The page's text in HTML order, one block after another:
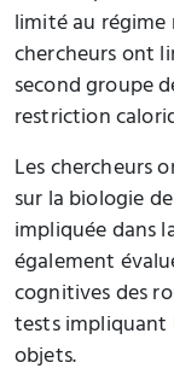
limité au régime
chercheurs ont
second groupe
restriction
Les chercheurs
sur la biologie
impliquée dans
également
cognitives des
tests impliquant
objets.